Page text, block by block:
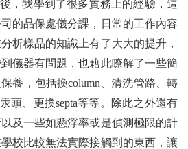
，我學到了很多實務上的經驗，這
的品保處儀分課，日常的工作內容
析樣品的知識上有了大大的提升，
儀器有問題，也藉此瞭解了一些簡
養，包括換column 、清洗管路、轉
頭、更換septa等等。除此之外還有
及一些如懸浮率或是偵測極限的計
校比較無法實際接觸到的東西，讓